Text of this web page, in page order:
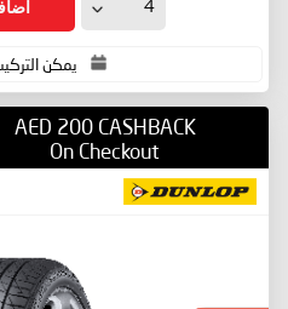
يمكن
AED 200 CASHBACK
On Checkout